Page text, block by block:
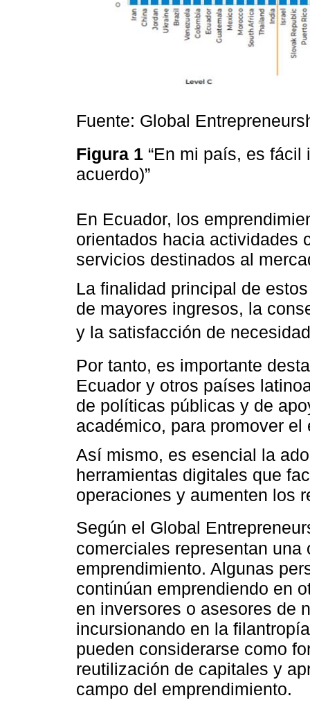
Fuente: Global
Figura 1 “En mi país, es
acuerdo)”
En Ecuador, los
orientados hacia actividades
servicios destinados al
La finalidad principal de
de mayores ingresos, la
y la satisfacción de
Por tanto, es importante
Ecuador y otros países
de políticas públicas y de
académico, para promover el
Así mismo, es esencial la
herramientas digitales que
operaciones y aumenten los
Según el Global
comerciales representan
emprendimiento. Algunas
continúan emprendiendo en
en inversores o asesores de
incursionando en la
pueden considerarse como
reutilización de capitales y
campo del emprendimiento.